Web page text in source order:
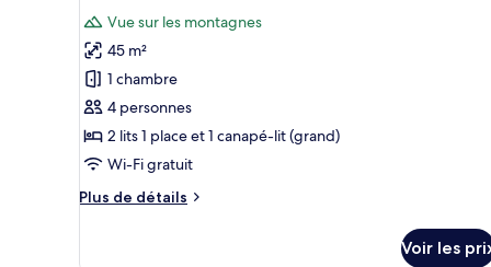
(Standard)
photos
pour
ce
type
de
chambre :
Family
room
Vue sur les montagnes
45 m²
1 chambre
4 personnes
2 lits 1 place et 1 canapé-lit (grand)
Wi-Fi gratuit
Plus de détails
Plus
Voir les